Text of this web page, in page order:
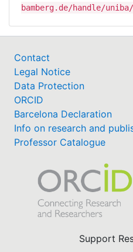
bamberg.de/handle/uniba/
Contact
Legal Notice
Data Protection
ORCID
Barcelona Declaration
Info on research and
Professor Catalogue
Support